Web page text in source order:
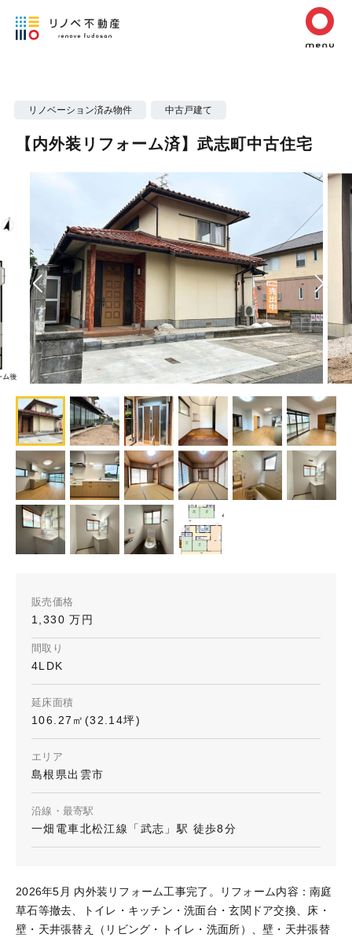
リノベーション済み物件 中古戸建て
【内外装リフォーム済】武志町中古住宅
販売価格
1,330 万円
間取り
4LDK
延床面積
106.27㎡(32.14坪)
エリア
島根県出雲市
沿線・最寄駅
一畑電車北松江線「武志」駅 徒歩8分
2026年5月 内外装リフォーム工事完了。リフォーム内容：南庭
草石等撤去、トイレ・キッチン・洗面台・玄関ドア交換、床・
壁・天井張替え（リビング・トイレ・洗面所）、壁・天井張替